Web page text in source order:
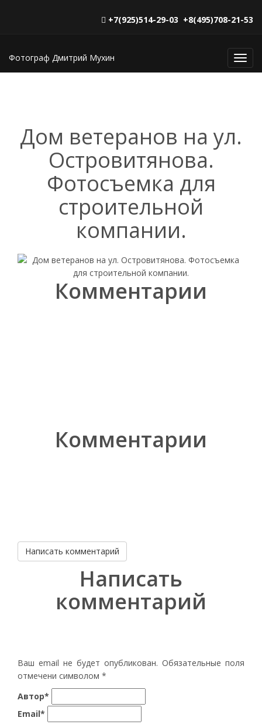
+7(925)514-29-03 +8(495)708-21-53
Фотограф Дмитрий Мухин
Дом ветеранов на ул.
Островитянова.
Фотосъемка для
строительной
компании.
Комментарии
Комментарии
Написать комментарий
Написать
комментарий
Ваш email не будет опубликован. Обязательные поля
отмечени символом *
Автор*
Email*